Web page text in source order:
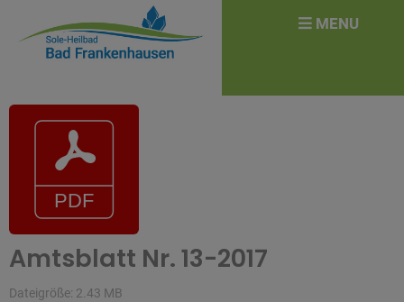
Amtsblatt Nr. 13-2017
Dateigröße: 2.43 MB
for: